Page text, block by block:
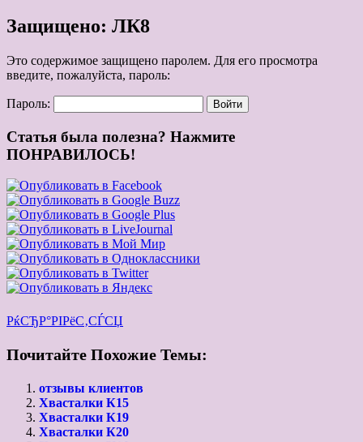
Защищено: ЛК8
Это содержимое защищено паролем. Для его просмотра
введите, пожалуйста, пароль:
Пароль:
Статья была полезна? Нажмите
ПОНРАВИЛОСЬ!
РќСЂР°РІРёС‚СЃСЏ
Почитайте Похожие Темы:
отзывы клиентов
Хвасталки К15
Хвасталки К19
Хвасталки К20